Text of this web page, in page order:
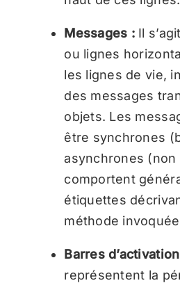
Messages :Il
ou lignes
les lignes de vie,
des messages
objets. Les
être synchrones
asynchrones
comportent
étiquettes
méthode
Barres
représentent la